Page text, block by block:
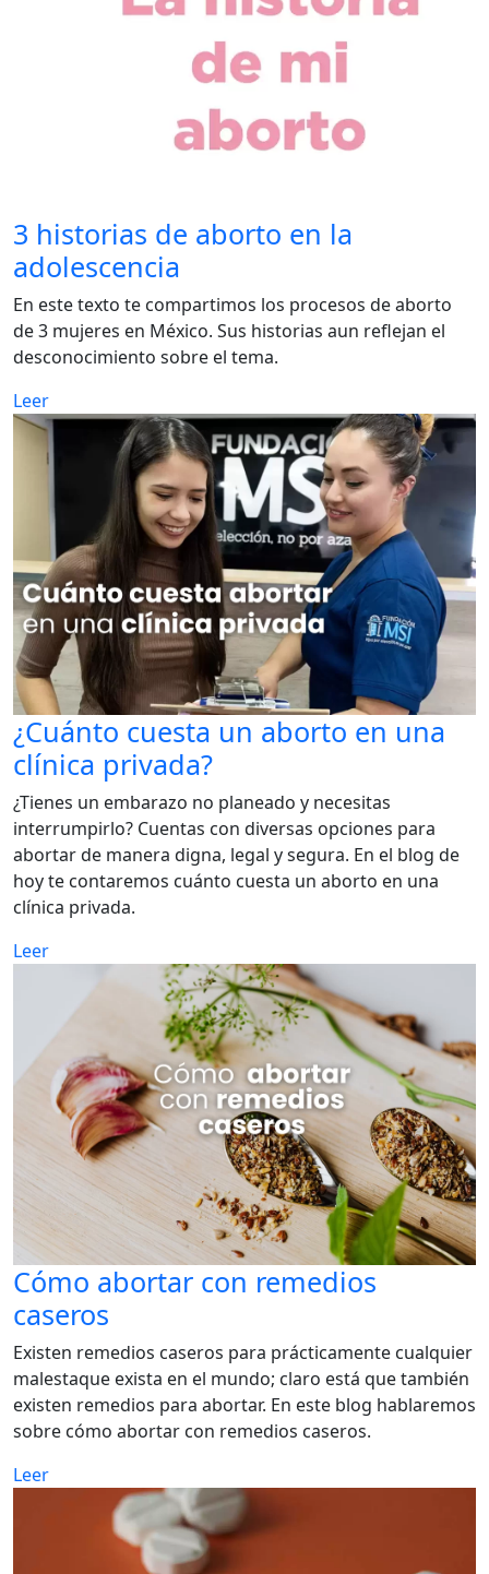
3 historias de aborto en la
adolescencia
En este texto te compartimos los procesos de aborto
de 3 mujeres en México. Sus historias aun reflejan el
desconocimiento sobre el tema.
Leer
¿Cuánto cuesta un aborto en una
clínica privada?
¿Tienes un embarazo no planeado y necesitas
interrumpirlo? Cuentas con diversas opciones para
abortar de manera digna, legal y segura. En el blog de
hoy te contaremos cuánto cuesta un aborto en una
clínica privada.
Leer
Cómo abortar con remedios
caseros
Existen remedios caseros para prácticamente cualquier
malestaque exista en el mundo; claro está que también
existen remedios para abortar. En este blog hablaremos
sobre cómo abortar con remedios caseros.
Leer